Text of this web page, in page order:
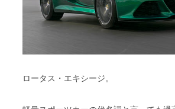
ロータス・エキシージ。